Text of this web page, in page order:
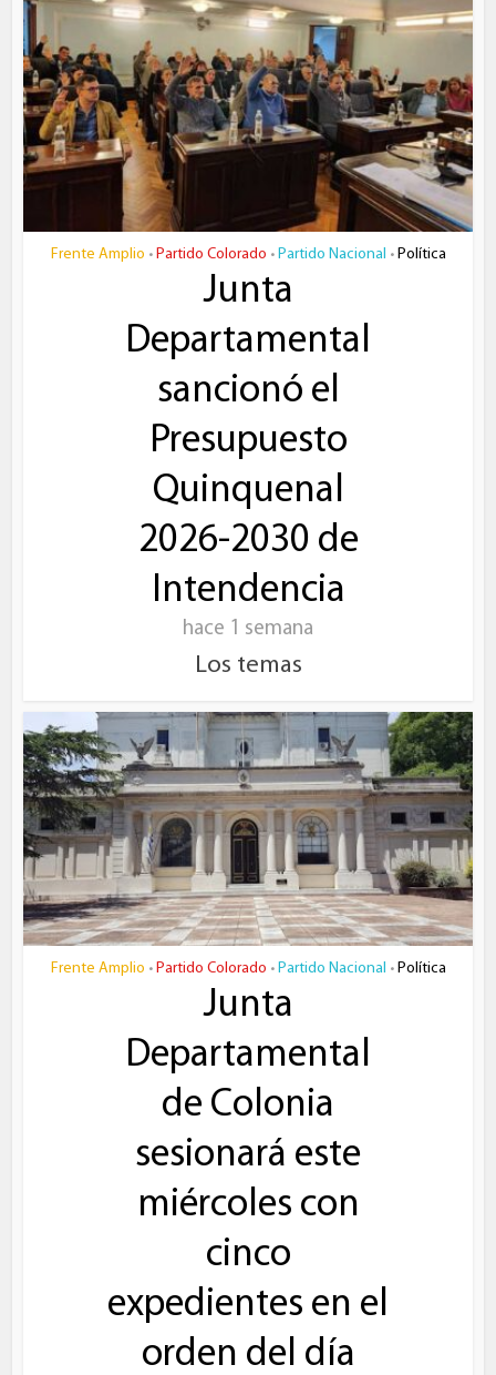
Frente Amplio • Partido Colorado • Partido Nacional • Política
Junta
Departamental
sancionó el
Presupuesto
Quinquenal
2026-2030 de
Intendencia
hace 1 semana
Los temas
Frente Amplio • Partido Colorado • Partido Nacional • Política
Junta
Departamental
de Colonia
sesionará este
miércoles con
cinco
expedientes en el
orden del día